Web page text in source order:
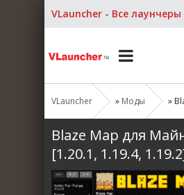
VLauncher - Все
VLauncher » Моды » Blaze
Blaze Map для
[1.20.1, 1.19.4,